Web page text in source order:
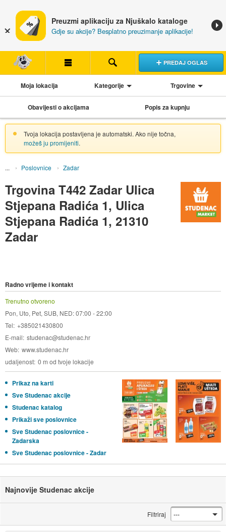
Preuzmi aplikaciju za Njuškalo kataloge
Gdje su akcije? Besplatno preuzimanje aplikacije!
PREDAJ OGLAS
Moja lokacija Kategorije Trgovine
Obavijesti o akcijama Popis za kupnju
Tvoja lokacija postavljena je automatski. Ako nije točna,
možeš ju promijeniti.
Poslovnice Zadar
Trgovina T442 Zadar Ulica
Stjepana Radića 1, Ulica
Stjepana Radića 1, 21310
Zadar
Radno vrijeme i kontakt
Trenutno otvoreno
Pon, Uto, Pet, SUB, NED: 07:00 - 22:00
Tel +385021430800
E-mail studenac@studenac.hr
Web www.studenac.hr
udaljenost 0 m od tvoje lokacije
Prikaz na karti
Sve Studenac akcije
Studenac katalog
Prikaži sve poslovnice
Sve Studenac poslovnice -
Zadarska
Sve Studenac poslovnice - Zadar
Najnovije Studenac akcije
Filtriraj